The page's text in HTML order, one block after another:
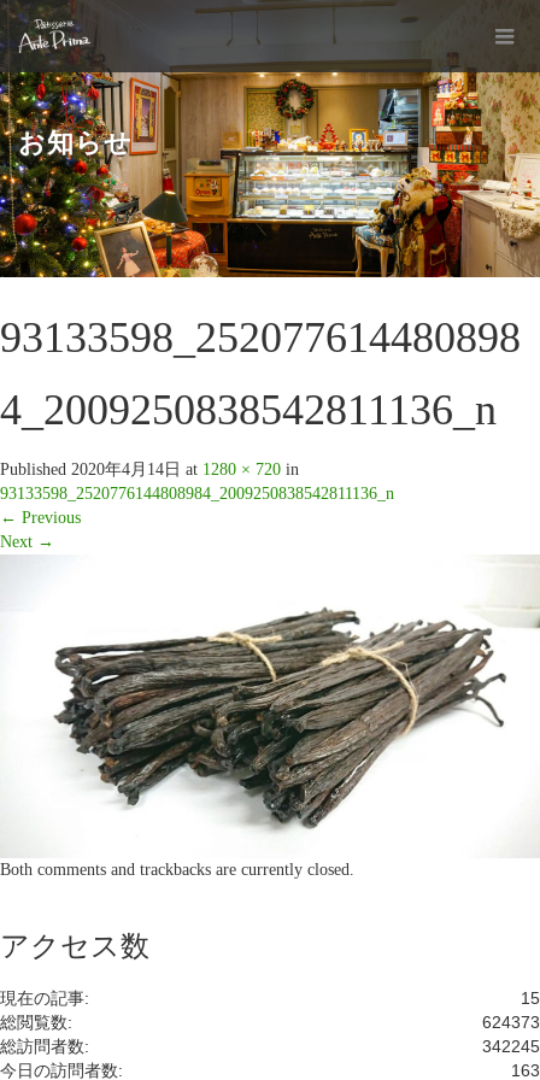
お知らせ
93133598_252077614480898
4_2009250838542811136_n
Published 2020年4月14日 at 1280 × 720 in
93133598_2520776144808984_2009250838542811136_n
← Previous
Next →
Both comments and trackbacks are currently closed.
アクセス数
15
現在の記事:
624373
総閲覧数:
342245
総訪問者数:
163
今日の訪問者数: